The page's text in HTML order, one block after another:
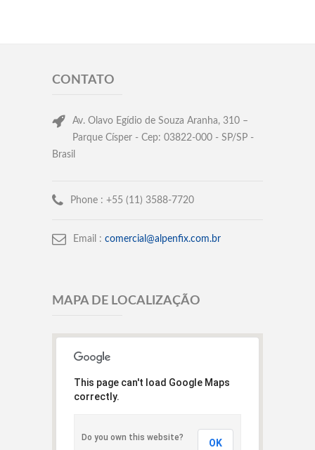
CONTATO
Av. Olavo Egídio de Souza Aranha, 310 –
Parque Císper - Cep: 03822-000 - SP/SP -
Brasil
Phone : +55 (11) 3588-7720
Email : comercial@alpenfix.com.br
MAPA DE LOCALIZAÇÃO
This page can't load Google Maps
correctly.
Do you own this website? OK